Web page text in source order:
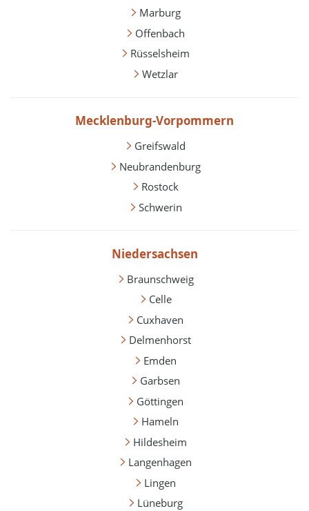
Marburg
Offenbach
Rüsselsheim
Wetzlar
Mecklenburg-Vorpommern
Greifswald
Neubrandenburg
Rostock
Schwerin
Niedersachsen
Braunschweig
Celle
Cuxhaven
Delmenhorst
Emden
Garbsen
Göttingen
Hameln
Hildesheim
Langenhagen
Lingen
Lüneburg